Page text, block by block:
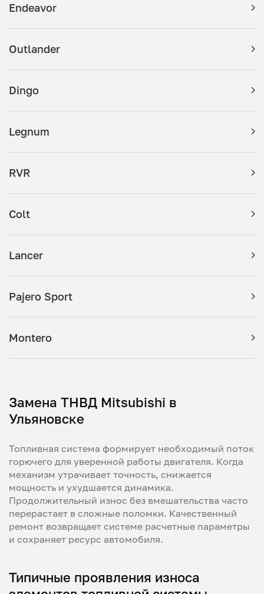
Endeavor
Outlander
Dingo
Legnum
RVR
Colt
Lancer
Pajero Sport
Montero
Замена ТНВД Mitsubishi в
Ульяновске
Топливная система формирует необходимый поток
горючего для уверенной работы двигателя. Когда
механизм утрачивает точность, снижается
мощность и ухудшается динамика.
Продолжительный износ без вмешательства часто
перерастает в сложные поломки. Качественный
ремонт возвращает системе расчетные параметры
и сохраняет ресурс автомобиля.
Типичные проявления износа